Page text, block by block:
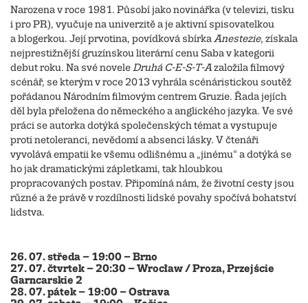
Narozena v roce 1981. Působí jako novinářka (v televizi, tisku
i pro PR), vyučuje na univerzitě a je aktivní spisovatelkou
a blogerkou. Její prvotina, povídková sbírka Anestezie, získala
nejprestižnější gruzínskou literární cenu Saba v kategorii
debut roku. Na své novele Druhá C-E-S-T-A založila filmový
scénář, se kterým v roce 2013 vyhrála scénáristickou soutěž
pořádanou Národním filmovým centrem Gruzie. Řada jejích
děl byla přeložena do německého a anglického jazyka. Ve své
práci se autorka dotýká společenských témat a vystupuje
proti netoleranci, nevědomí a absenci lásky. V čtenáři
vyvolává empatii ke všemu odlišnému a „jinému“ a dotýká se
ho jak dramatickými zápletkami, tak hloubkou
propracovaných postav. Připomíná nám, že životní cesty jsou
různé a že právě v rozdílnosti lidské povahy spočívá bohatství
lidstva.
26. 07. středa – 19:00 – Brno
27. 07. čtvrtek – 20:30 – Wrocław / Proza, ​Przejście
Garncarskie 2
28. 07. pátek – 19:00 – Ostrava